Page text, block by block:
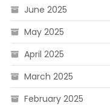
June 2025
May 2025
April 2025
March 2025
February 2025